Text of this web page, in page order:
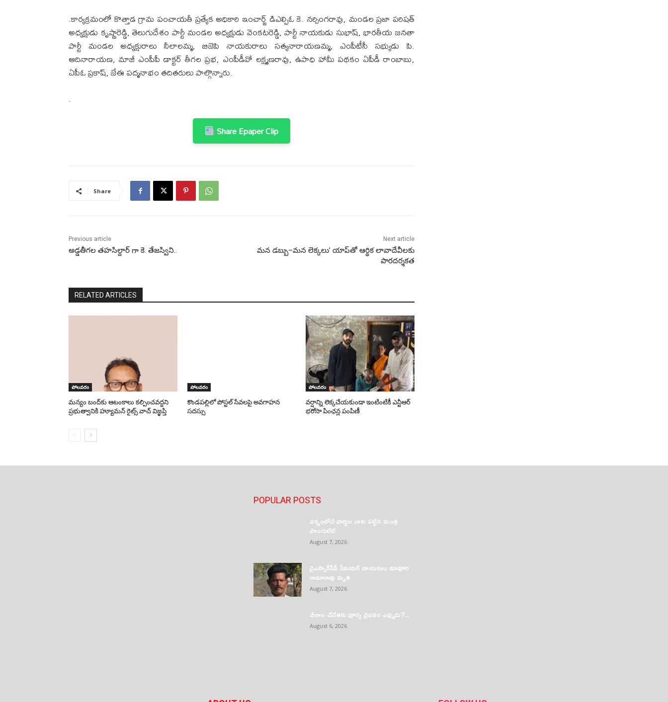
.కార్యక్రమంలో కొత్తాడ గ్రామ పంచాయతీ ప్రత్యేక అధికారి ఇంచార్జ్ డిఎల్పిఓ కె. నర్సింగరావు, మండల ప్రజా పరిషత్
అధ్యక్షుడు కృష్ణారెడ్డి, తెలుగుదేశం పార్టీ మండల అధ్యక్షుడు వెంకటరెడ్డి, పార్టీ నాయకుడు సుభాష్, భారతీయ జనతా
పార్టీ మండల అధ్యక్షురాలు నీలాలమ్మ, బిజెపి నాయకురాలు సత్యనారాయణమ్మ, ఎంపీటీసీ సభ్యుడు పి.
ఆదినారాయణ, మాజీ ఎంపీపీ డాక్టర్ తీగల ప్రభ, ఎంపీడీవో లక్ష్మణరావు, ఉపాధి హామీ పథకం ఏపీడీ రాంబాబు,
ఏపీఓ ప్రకాష్, జేఈ పద్మనాభం తదితరులు పాల్గొన్నారు.
.
Share Epaper Clip
Share
Previous article
అడ్డతీగల తహసిల్దార్ గా కె. తేజస్విని..
Next article
మన డబ్బు–మన లెక్కలు’ యాప్‌తో ఆర్థిక లావాదేవీలకు
పారదర్శకత
RELATED ARTICLES
పోలవరం
మన్యం బంద్‌కు ఆటంకాలు కల్పించవద్దని
ప్రభుత్వానికి హ్యూమన్ రైట్స్ వాచ్ విజ్ఞప్తి
పోలవరం
కొండపల్లిలో పోస్టల్ సేవలపై అవగాహన
సదస్సు
పోలవరం
వర్షాన్ని లెక్కచేయకుండా ఇంటింటికీ ఎన్టీఆర్
భరోసా పింఛన్ల పంపిణీ
POPULAR POSTS
వర్షంలోనే వార్డుల బాట పట్టిన మంత్రి
పొంగులేటి
August 7, 2026
వైఎస్సార్‌సీపీ సీనియర్ నాయకులు మావూరి
రామారావు మృతి
August 7, 2026
చీరాల చేనేతకు పూర్వ వైభవం ఎప్పుడు?..
August 6, 2026